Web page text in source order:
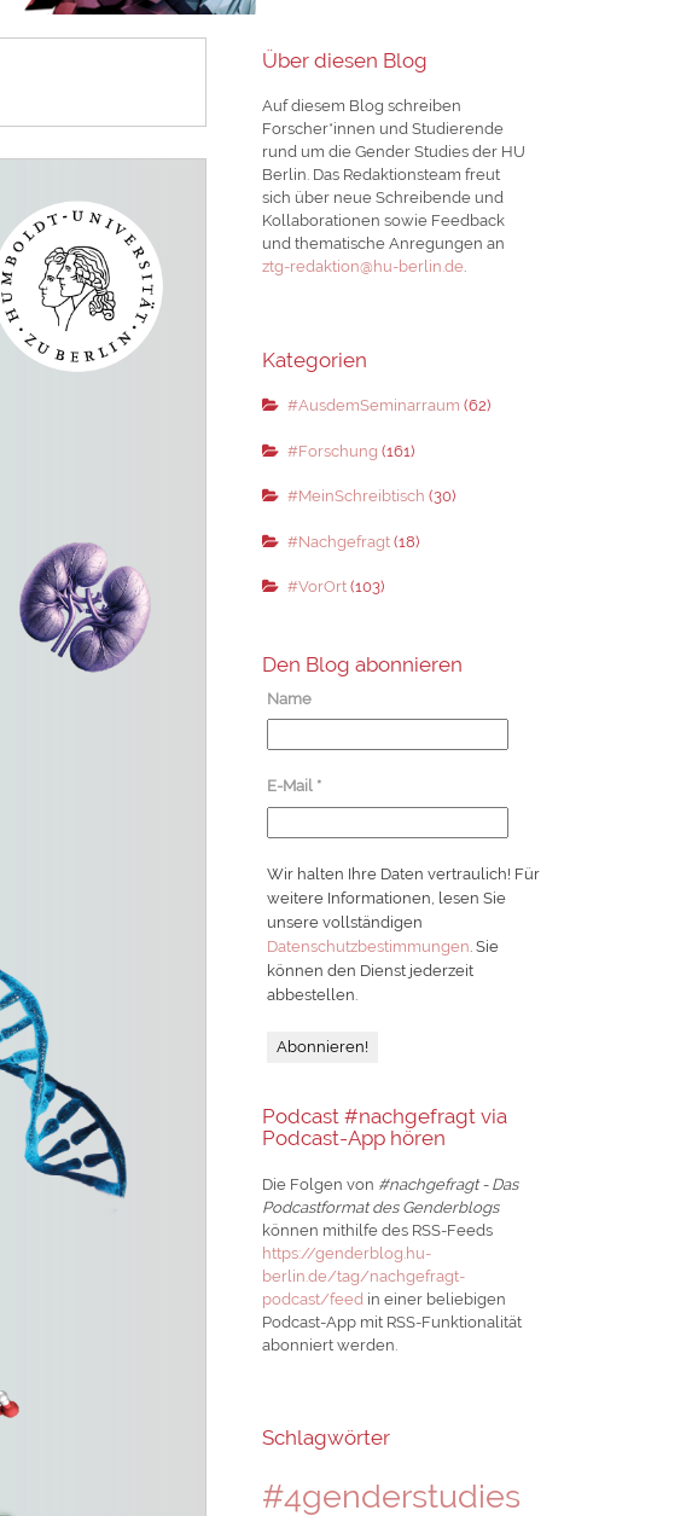
Über diesen Blog
Auf diesem Blog schreiben
Forscher*innen und Studierende
rund um die Gender Studies der HU
Berlin. Das Redaktionsteam freut
sich über neue Schreibende und
Kollaborationen sowie Feedback
und thematische Anregungen an
ztg-redaktion@hu-berlin.de.
Kategorien
#AusdemSeminarraum (62)
#Forschung (161)
#MeinSchreibtisch (30)
#Nachgefragt(18)
#VorOrt(103)
Den Blog abonnieren
Name
E-Mail *
Wir halten Ihre Daten vertraulich! Für
weitere Informationen, lesen Sie
unsere vollständigen
Datenschutzbestimmungen . Sie
können den Dienst jederzeit
abbestellen.
Podcast #nachgefragt via
Podcast-App hören
Die Folgen von #nachgefragt - Das
Podcastformat des Genderblogs
können mithilfe des RSS-Feeds
https://genderblog.hu-
berlin.de/tag/nachgefragt-
podcast/feed in einer beliebigen
Podcast-App mit RSS-Funktionalität
abonniert werden.
Schlagwörter
#4genderstudies